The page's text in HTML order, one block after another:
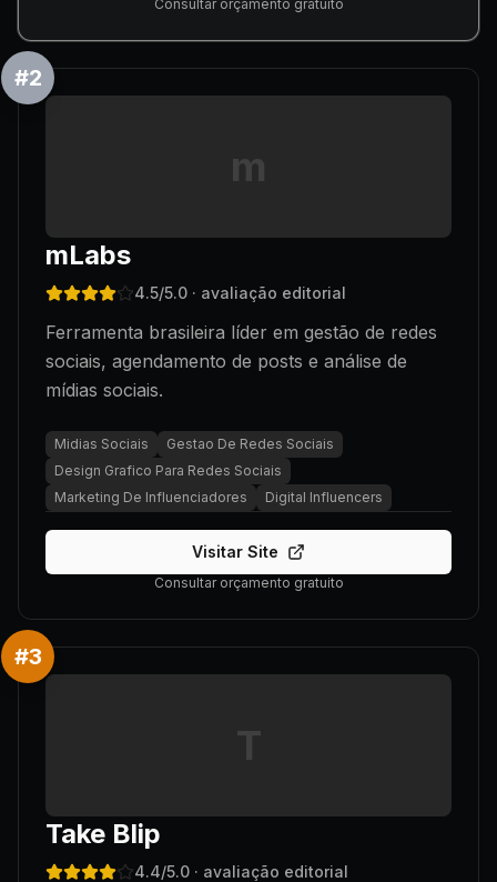
Consultar orçamento gratuito
#2
m
mLabs
4.5/5.0 · avaliação editorial
Ferramenta brasileira líder em gestão de redes
sociais, agendamento de posts e análise de
mídias sociais.
Midias Sociais
Gestao De Redes Sociais
Design Grafico Para Redes Sociais
Marketing De Influenciadores
Digital Influencers
Visitar Site
Consultar orçamento gratuito
#3
T
Take Blip
4.4/5.0 · avaliação editorial